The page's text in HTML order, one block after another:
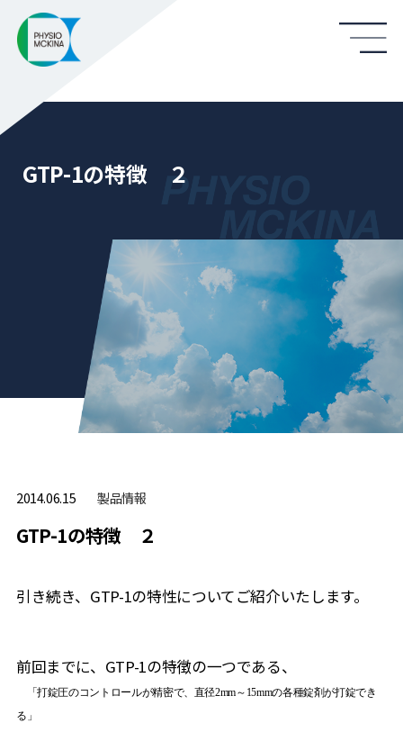
GTP-1の特徴 ２
2014.06.15 製品情報
GTP-1の特徴 ２
引き続き、GTP-1の特性についてご紹介いたします。
前回までに、GTP-1の特徴の一つである、
「打錠圧のコントロールが精密で、直径2mm～15mmの各種錠剤が打錠でき
る」